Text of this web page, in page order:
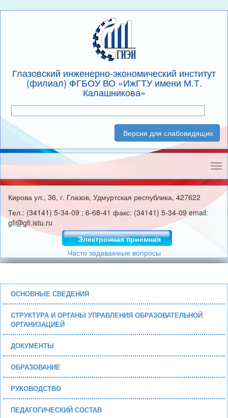
Глазовский инженерно-экономический институт
(филиал) ФГБОУ ВО «ИжГТУ имени М.Т.
Калашникова»
Версия для слабовидящих
Кирова ул., 36, г. Глазов, Удмуртская республика, 427622
Тел.: (34141) 5-34-09 ; 6-68-41 факс: (34141) 5-34-09 email:
gfi@gfi.istu.ru
Электронная приемная
Часто задаваемые вопросы
ОСНОВНЫЕ СВЕДЕНИЯ
СТРУКТУРА И ОРГАНЫ УПРАВЛЕНИЯ ОБРАЗОВАТЕЛЬНОЙ
ОРГАНИЗАЦИЕЙ
ДОКУМЕНТЫ
ОБРАЗОВАНИЕ
РУКОВОДСТВО
ПЕДАГОГИЧЕСКИЙ СОСТАВ